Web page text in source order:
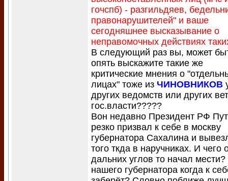
гочспб) - разгильдяев,
правонарушителей" и ваше
сегодняшнее высказывание о
неправомочных действиях
В следующий раз вы, может
опять выскажите такие же
критические мнения о
лицах" тоже из ЧИНОВНИКОВ
других ведомств или других
гос.власти?????
Вон недавно Президент РФ
резко призвал к себе в москву
губернатора Сахалина и
того ткда в наручниках. И чего
дальних углов то начал
нашего губернатора когда к